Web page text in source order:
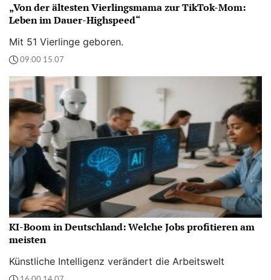
„Von der ältesten Vierlingsmama zur TikTok-Mom:
Leben im Dauer-Highspeed“
Mit 51 Vierlinge geboren.
09:00 15.07
KI-Boom in Deutschland: Welche Jobs profitieren am
meisten
Künstliche Intelligenz verändert die Arbeitswelt